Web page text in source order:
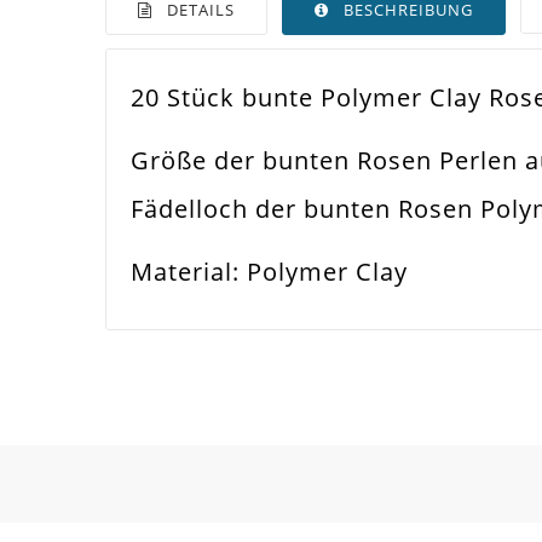
DETAILS BESCHREIBUNG
Farbe
Funktion
Verwendung
20 Stück bunte Polymer Clay
Größe der bunten Rosen Perlen
Fädelloch der bunten Rosen
Material: Polymer Clay